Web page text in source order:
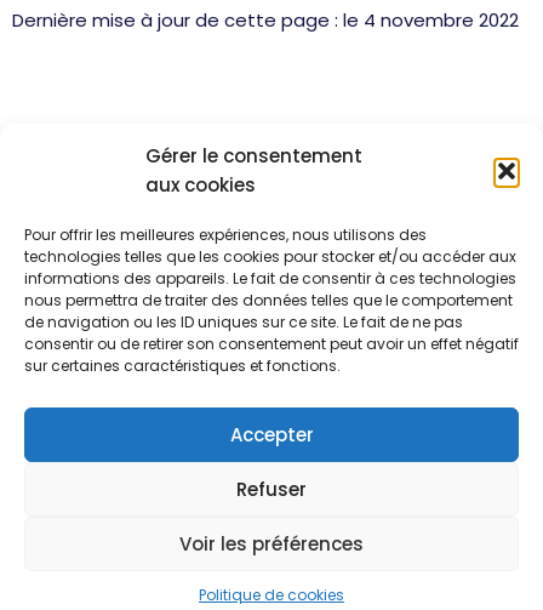
Gérer le consentement
aux cookies
Pour offrir les meilleures expériences, nous utilisons des
technologies telles que les cookies pour stocker et/ou accéder aux
informations des appareils. Le fait de consentir à ces technologies
nous permettra de traiter des données telles que le comportement
de navigation ou les ID uniques sur ce site. Le fait de ne pas
consentir ou de retirer son consentement peut avoir un effet négatif
sur certaines caractéristiques et fonctions.
Accepter
Refuser
Voir les préférences
Politique de cookies
Dernière mise à jour de cette page : le 4 novembre 2022
Notre mission :
optimiser votre
environnement
professionnel
pour renforcer
les
et la valeur de
0582959773
À propos de
nous
Blog
Ressources
Contact
Management
& soft skills
Qualité
CSE
Accessibilité
Politique de cookiesCertification Qualiopi